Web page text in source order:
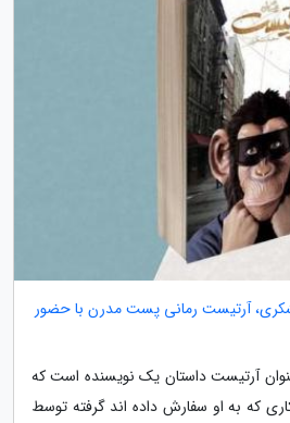
آرتیست رمانی پست مدرن با حضور
آرتیست داستان یک نویسنده است که
که به او سفارش داده اند گرفته توسط